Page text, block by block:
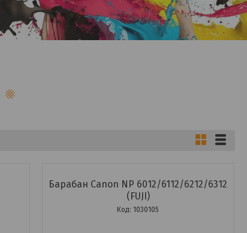
Барабан Canon NP 6012/6112/6212/6312
(FUJI)
1030105